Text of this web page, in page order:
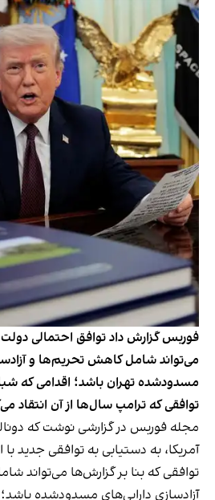
فوربس گزارش داد توافق احتمالی
می‌تواند شامل کاهش تحریم‌ها و
مسدودشده تهران باشد؛ اقدامی که
توافقی که ترامپ سال‌ها از آن انتقاد
مجله فوربس در گزارشی نوشت که
آمریکا، به دستیابی به توافقی جدید
توافقی که بنا بر گزارش‌ها می‌تواند
آزادسازی دارایی‌های مسدودشده